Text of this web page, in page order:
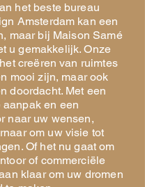
het beste bureau
Amsterdam kan een
maar bij Maison Samé
u gemakkelijk. Onze
creëren van ruimtes
mooi zijn, maar ook
doordacht. Met een
en een
naar uw wensen,
om uw visie tot
Of het nu gaat om
of commerciële
klaar om uw dromen